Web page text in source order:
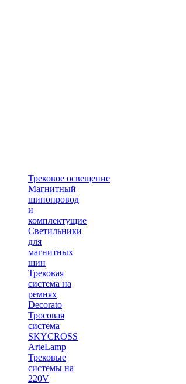
Трековое освещение
Магнитный
шинопровод
и
комплектущие
Светильники
для
магнитных
шин
Трековая
система на
ремнях
Decorato
Тросовая
система
SKYCROSS
ArteLamp
Трековые
системы на
220V